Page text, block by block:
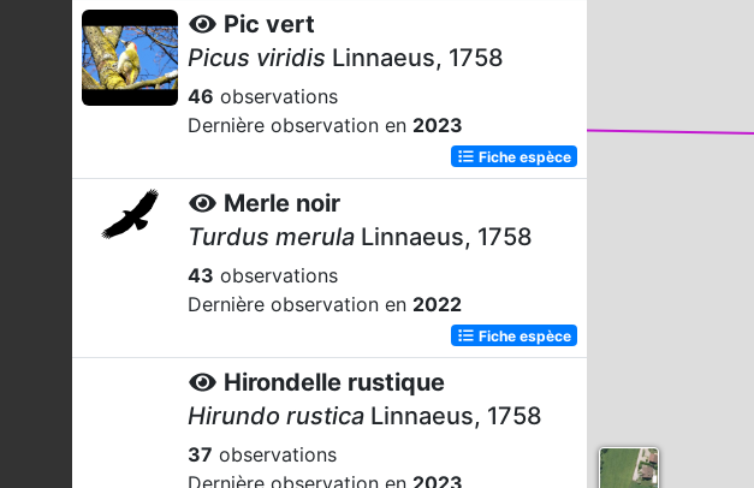
Pic vert
Picus viridis Linnaeus, 1758
46 observations
Dernière observation en 2023
Fiche espèce
Merle noir
Turdus merula Linnaeus, 1758
43 observations
Dernière observation en 2022
Fiche espèce
Hirondelle rustique
Hirundo rustica Linnaeus, 1758
37 observations
Dernière observation en 2023